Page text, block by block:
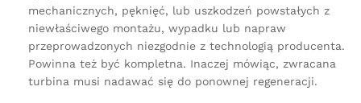
mechanicznych, pęknięć, lub uszkodzeń powstałych z
niewłaściwego montażu, wypadku lub napraw
przeprowadzonych niezgodnie z technologią producenta.
Powinna też być kompletna. Inaczej mówiąc, zwracana
turbina musi nadawać się do ponownej regeneracji.